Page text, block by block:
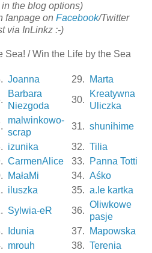
the blog options)
fanpage on Facebook/Twitter
via InLinkz :-)
Sea! / Win the Life by the Sea
Joanna 29.
Marta
Barbara
Niezgoda
30.
Kreatywna
Uliczka
malwinkowo-
scrap
31. shunihime
izunika 32. Tilia
CarmenAlice 33.
Panna Totti
MałaMi 34. Aśko
iluszka 35. a.le kartka
Sylwia-eR 36.
Oliwkowe
pasje
Idunia 37.
Mapowska
mrouh 38. Terenia